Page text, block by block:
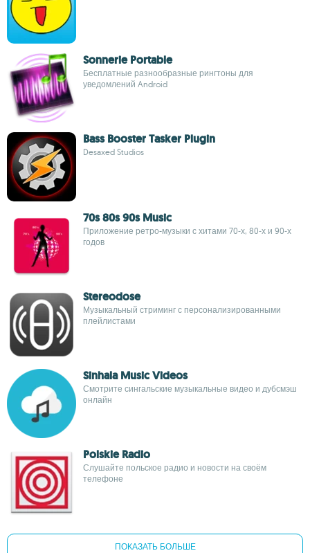
Sonnerie Portable
Бесплатные разнообразные рингтоны для
уведомлений Android
Bass Booster Tasker Plugin
Desaxed Studios
70s 80s 90s Music
Приложение ретро-музыки с хитами 70‑х, 80‑х и 90‑х
годов
Stereodose
Музыкальный стриминг с персонализированными
плейлистами
Sinhala Music Videos
Смотрите сингальские музыкальные видео и дубсмэш
онлайн
Polskie Radio
Слушайте польское радио и новости на своём
телефоне
ПОКАЗАТЬ БОЛЬШЕ